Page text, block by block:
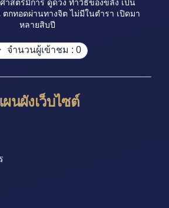
าสตร์มีการ ดูดวง ทำวิธีของขลัง เป็น
กทอดผ่านทางจิต ไม่มีในตำรา เปิดมา
หลายสิบปี
จำนวนผู้เข้าชม : 0
ผนผังเว็บไซต์